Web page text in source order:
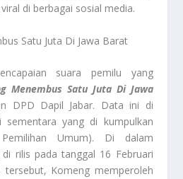
di berbagai sosial media.
Satu Juta Di Jawa Barat
suara pemilu yang
Menembus Satu Juta Di Jawa
DPD Dapil Jabar. Data ini di
sementara yang di kumpulkan
Umum). Di dalam
rilis pada tanggal 16 Februari
tersebut, Komeng memperoleh